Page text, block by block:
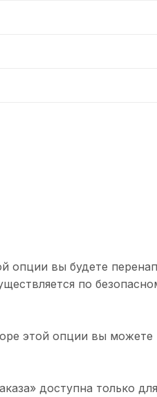
опции вы будете
по
этой опции вы можете
доступна только